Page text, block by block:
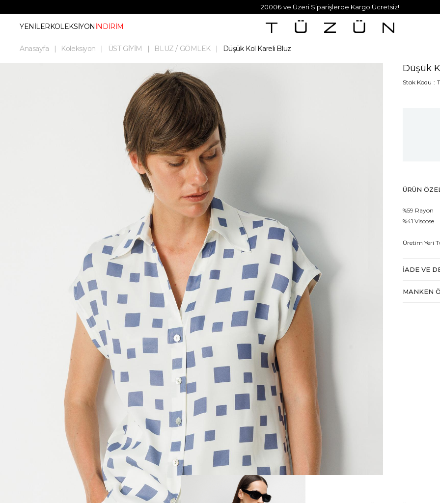
2000₺ ve Üzeri Siparişlerde Kargo Ücretsiz!
YENİLERKOLEKSİYONİNDİRİM
Anasayfa Koleksiyon ÜST GİYİM BLUZ / GÖMLEK Düşük Kol Kareli Bluz
Düşük
Stok Kodu
ÜRÜN
%59 Rayon
%41 Viscose
Üretim Yeri
İADE VE
MANKEN